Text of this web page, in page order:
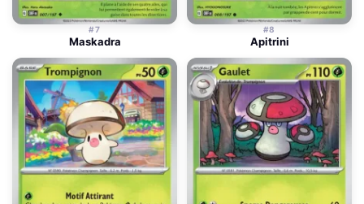
#7
Maskadra
#8
Apitrini